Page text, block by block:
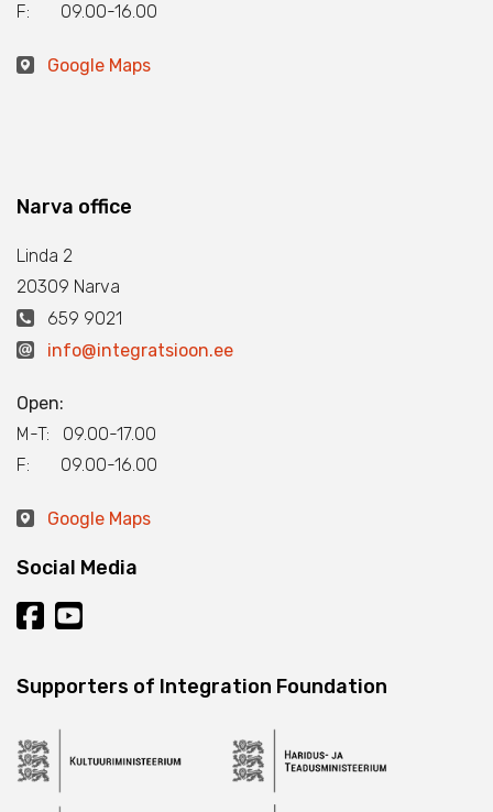
F: 09.00-16.00
Google Maps
Narva office
Linda 2
20309 Narva
659 9021
info@integratsioon.ee
Open:
M-T: 09.00-17.00
F: 09.00-16.00
Google Maps
Social Media
Supporters of Integration Foundation